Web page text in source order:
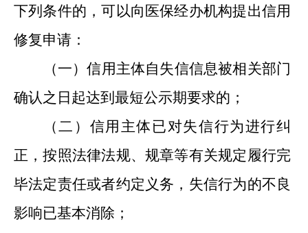
下列条件的，可以向 医保经办机构提出信用
修复申请：
（一）信用主体自失信信息被相关部门
确认之日起达到最短公示期要求的；
（二）信用主体已对失信行为进行纠
正，按照法律法规、规章等有关规定履行完
毕法定责任或者约定义务，失信行为的不良
影响已基本消除 ；